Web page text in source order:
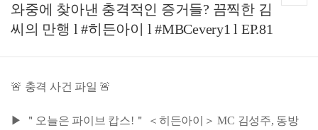
와중에 찾아낸 충격적인 증거들? 끔찍한 김
씨의 만행 l #히든아이 l #MBCevery1 l EP.81
🚨 충격 사건 파일 🚨
▶ ＂오늘은 파이브 캅스!＂ ＜히든아이＞ MC 김성주, 동방